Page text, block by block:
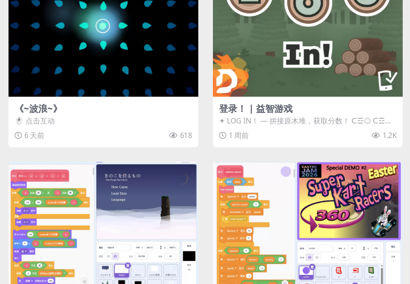
《~波浪~》
🖱️ 点击互动
6 天前
618
登录！ | 益智游戏
✦ LOG IN！ — 拼接原木堆，获取分数！ ᑕ☲◎ ᑕ☲◎
ᑕ☲◎ ᑕ☲◎ ...
1 周前 1.2K